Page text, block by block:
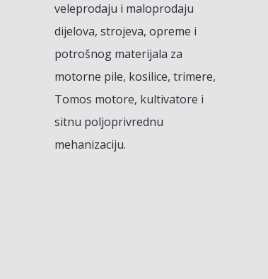
veleprodaju i maloprodaju
dijelova, strojeva, opreme i
potrošnog materijala za
motorne pile, kosilice, trimere,
Tomos motore, kultivatore i
sitnu poljoprivrednu
mehanizaciju.